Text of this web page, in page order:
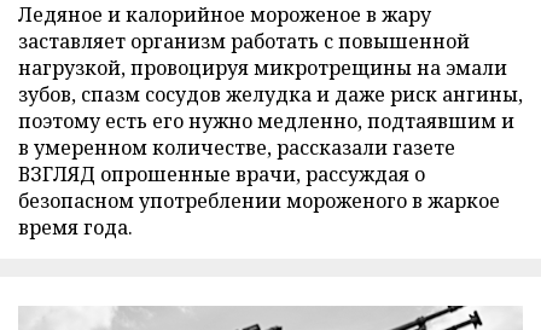
Ледяное и калорийное мороженое в жару
заставляет организм работать с повышенной
нагрузкой, провоцируя микротрещины на эмали
зубов, спазм сосудов желудка и даже риск ангины,
поэтому есть его нужно медленно, подтаявшим и
в умеренном количестве, рассказали газете
ВЗГЛЯД опрошенные врачи, рассуждая о
безопасном употреблении мороженого в жаркое
время года.